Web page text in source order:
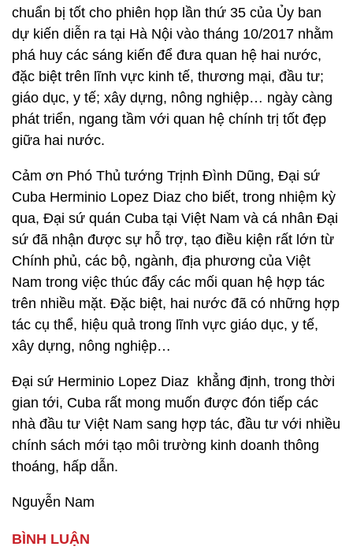
chuẩn bị tốt cho phiên họp lần thứ 35 của Ủy ban
dự kiến diễn ra tại Hà Nội vào tháng 10/2017 nhằm
phá huy các sáng kiến để đưa quan hệ hai nước,
đặc biệt trên lĩnh vực kinh tế, thương mại, đầu tư;
giáo dục, y tế; xây dựng, nông nghiệp… ngày càng
phát triển, ngang tầm với quan hệ chính trị tốt đẹp
giữa hai nước.
Cảm ơn Phó Thủ tướng Trịnh Đình Dũng, Đại sứ
Cuba Herminio Lopez Diaz cho biết, trong nhiệm kỳ
qua, Đại sứ quán Cuba tại Việt Nam và cá nhân Đại
sứ đã nhận được sự hỗ trợ, tạo điều kiện rất lớn từ
Chính phủ, các bộ, ngành, địa phương của Việt
Nam trong việc thúc đẩy các mối quan hệ hợp tác
trên nhiều mặt. Đặc biệt, hai nước đã có những hợp
tác cụ thể, hiệu quả trong lĩnh vực giáo dục, y tế,
xây dựng, nông nghiệp…
Đại sứ Herminio Lopez Diaz khẳng định, trong thời
gian tới, Cuba rất mong muốn được đón tiếp các
nhà đầu tư Việt Nam sang hợp tác, đầu tư với nhiều
chính sách mới tạo môi trường kinh doanh thông
thoáng, hấp dẫn.
Nguyễn Nam